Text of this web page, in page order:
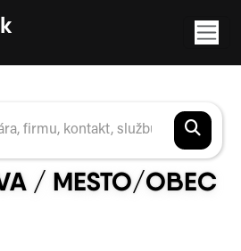
/ MESTO/OBEC